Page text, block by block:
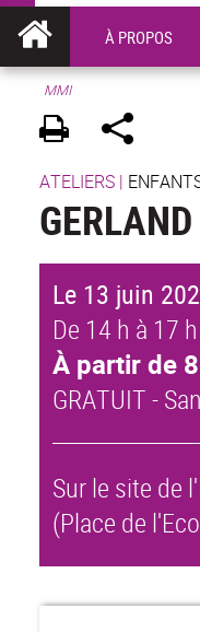
À PROPOS
MMI
ATELIERS |
Le 13 juin
De 14 h à 17 h
À partir de
GRATUIT -
Sur le site de
(Place de